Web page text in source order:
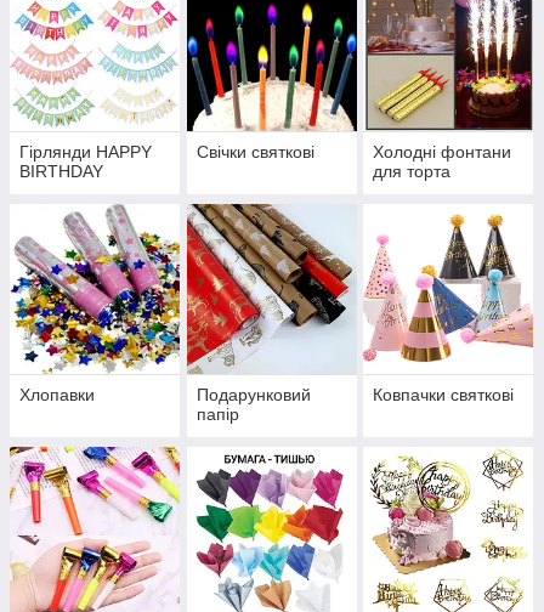
Гірлянди HAPPY
BIRTHDAY
Свічки святкові
Холодні фонтани
для торта
Хлопавки
Подарунковий
папір
Ковпачки святкові